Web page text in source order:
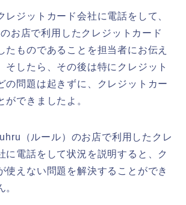
レジットカード会社に電話をして、
お店で利用したクレジットカード
たものであることを担当者にお伝え
そしたら、その後は特にクレジット
の問題は起きずに、クレジットカー
ができましたよ。
（ルール）のお店で利用したクレ
に電話をして状況を説明すると、ク
使えない問題を解決することができ
。